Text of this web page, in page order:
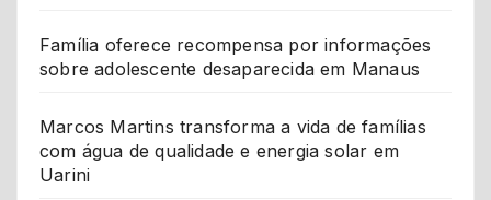
Família oferece recompensa por informações
sobre adolescente desaparecida em Manaus
Marcos Martins transforma a vida de famílias
com água de qualidade e energia solar em
Uarini